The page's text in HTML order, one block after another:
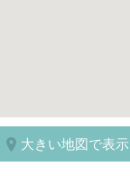
大きい地図で表示